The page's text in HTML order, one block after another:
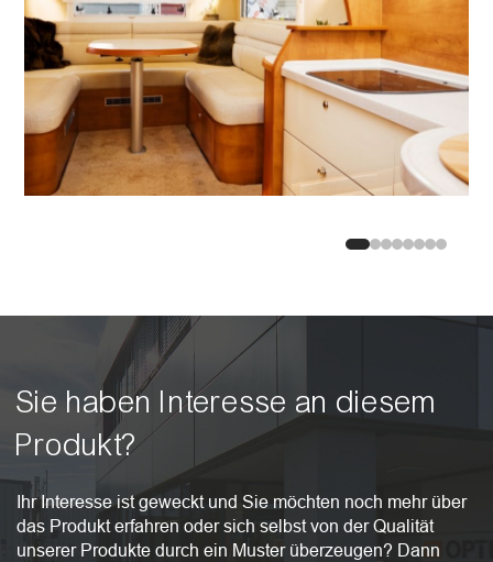
Sie haben Interesse an diesem
Produkt?
Ihr Interesse ist geweckt und Sie möchten noch mehr über
das Produkt erfahren oder sich selbst von der Qualität
unserer Produkte durch ein Muster überzeugen? Dann